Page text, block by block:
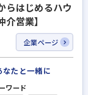
らはじめるハウ
営業】
企業ページ
たと一緒に
ワード